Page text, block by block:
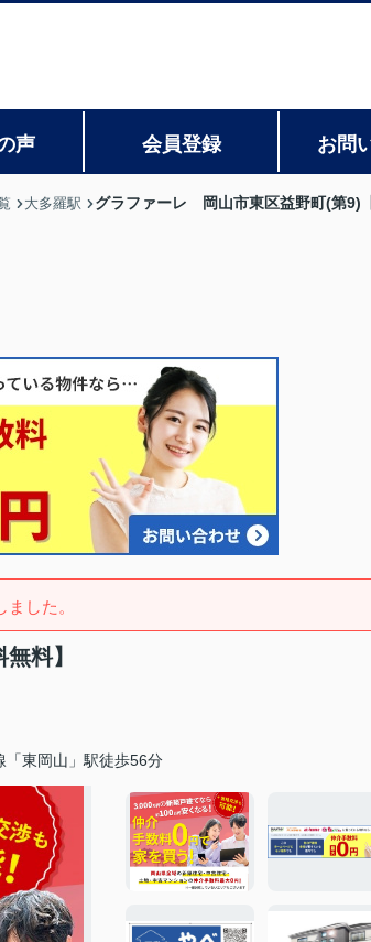
声 会員登録 お問
大多羅駅 グラファーレ 岡山市東区益野町(第9)
した。
料】
「東岡山」駅徒歩56分